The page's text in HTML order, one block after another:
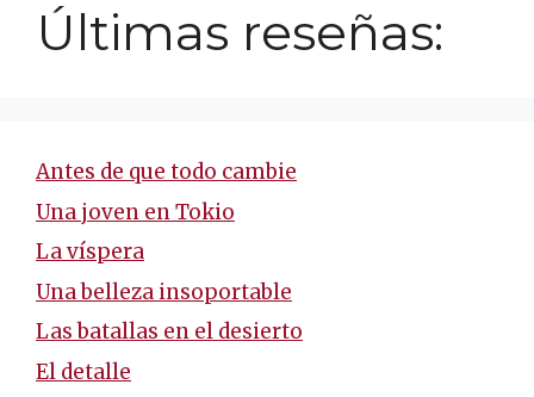
Últimas reseñas:
Antes de que todo cambie
Una joven en Tokio
La víspera
Una belleza insoportable
Las batallas en el desierto
El detalle